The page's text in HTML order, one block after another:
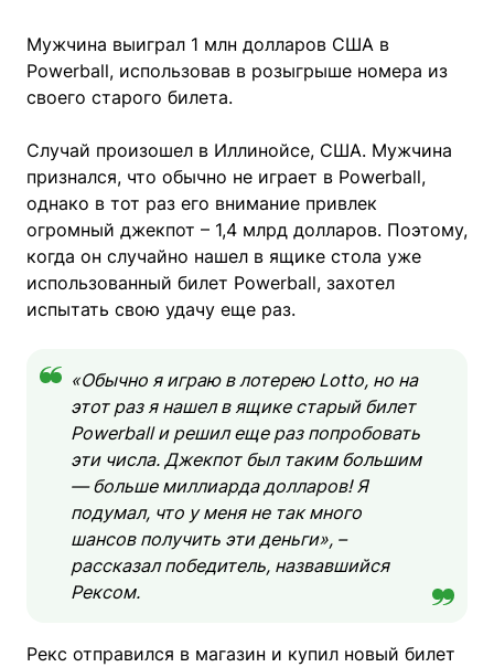
Мужчина выиграл 1 млн долларов США в
Powerball, использовав в розыгрыше номера из
своего старого билета.
Случай произошел в Иллинойсе, США. Мужчина
признался, что обычно не играет в Powerball,
однако в тот раз его внимание привлек
огромный джекпот – 1,4 млрд долларов. Поэтому,
когда он случайно нашел в ящике стола уже
использованный билет Powerball, захотел
испытать свою удачу еще раз.
«Обычно я играю в лотерею Lotto, но на
этот раз я нашел в ящике старый билет
Powerball и решил еще раз попробовать
эти числа. Джекпот был таким большим
— больше миллиарда долларов! Я
подумал, что у меня не так много
шансов получить эти деньги», –
рассказал победитель, назвавшийся
Рексом.
Рекс отправился в магазин и купил новый билет